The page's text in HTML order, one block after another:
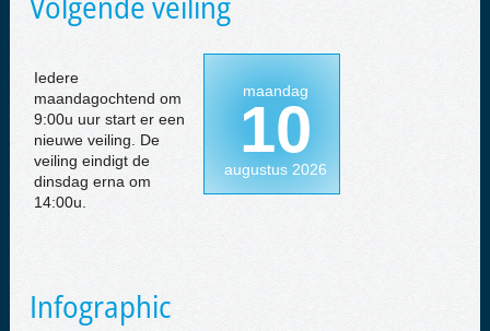
Iedere
maandagochtend om
9:00u uur start er een
nieuwe veiling. De
veiling eindigt de
dinsdag erna om
14:00u.
maandag
10
augustus 2026
Infographic